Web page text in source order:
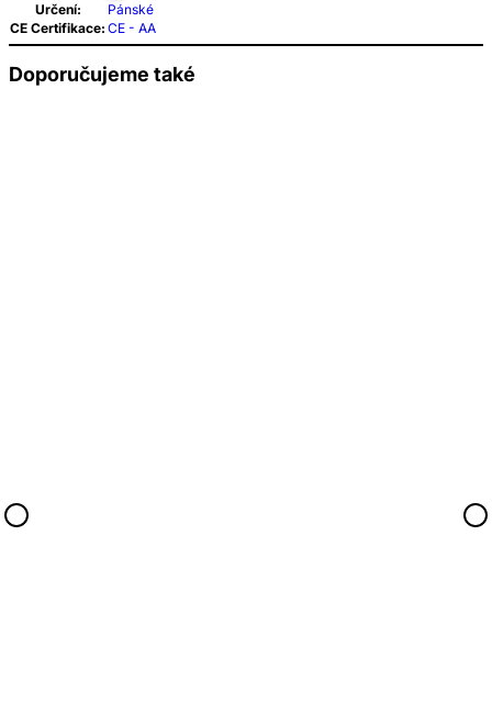
Určení:
Pánské
CE Certifikace: CE - AA
Doporučujeme také